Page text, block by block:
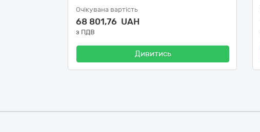
Очікувана вартість
68 801,76 UAH
з ПДВ
Дивитись